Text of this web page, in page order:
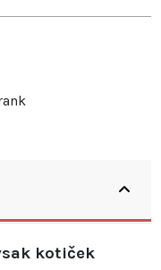
kotiček